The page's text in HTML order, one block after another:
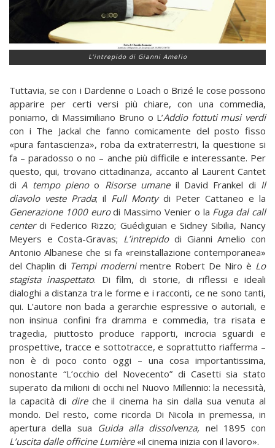
L’intrepido di Gianni Amelio
Tuttavia, se con i Dardenne o Loach o Brizé le cose possono
apparire per certi versi più chiare, con una commedia,
poniamo, di Massimiliano Bruno o L’Addio fottuti musi verdi
con i The Jackal che fanno comicamente del posto fisso
«pura fantascienza», roba da extraterrestri, la questione si
fa – paradosso o no – anche più difficile e interessante. Per
questo, qui, trovano cittadinanza, accanto al Laurent Cantet
di A tempo pienoo Risorse umaneil David Frankel di Il
diavolo veste Prada; il Full Montydi Peter Cattaneo e la
Generazione 1000 eurodi Massimo Venier o la Fuga dal call
centerdi Federico Rizzo; Guédiguian e Sidney Sibilia, Nancy
Meyers e Costa-Gravas; L’intrepidodi Gianni Amelio con
Antonio Albanese che si fa «reinstallazione contemporanea»
del Chaplin di Tempi modernimentre Robert De Niro è Lo
stagista inaspettato. Di film, di storie, di riflessi e ideali
dialoghi a distanza tra le forme e i racconti, ce ne sono tanti,
qui. L’autore non bada a gerarchie espressive o autoriali, e
non insinua confini fra dramma e commedia, tra risata e
tragedia, piuttosto produce rapporti, incrocia sguardi e
prospettive, tracce e sottotracce, e soprattutto riafferma –
non è di poco conto oggi – una cosa importantissima,
nonostante “L’occhio del Novecento” di Casetti sia stato
superato da milioni di occhi nel Nuovo Millennio: la necessità,
la capacità di dire che il cinema ha sin dalla sua venuta al
mondo. Del resto, come ricorda Di Nicola in premessa, in
apertura della sua Guida alla dissolvenza, nel 1895 con
L’uscita dalle officine Lumière«il cinema inizia con il lavoro».